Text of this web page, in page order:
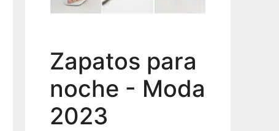
Zapatos para
noche - Moda
2023